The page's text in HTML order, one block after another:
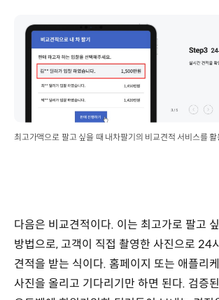
최고가액으로 팔고 싶을 때 내차팔기의 비교견적 서비스를
다음은 비교견적이다. 이는 최고가로 팔고
방법으로, 고객이 직접 촬영한 사진으로 24
견적을 받는 식이다. 홈페이지 또는 애플리
사진을 올리고 기다리기만 하면 된다. 검증